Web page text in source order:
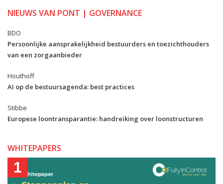
NIEUWS VAN PONT | GOVERNANCE
BDO
Persoonlijke aansprakelijkheid bestuurders en toezichthouders
van een zorgaanbieder
Houthoff
AI op de bestuursagenda: best practices
Stibbe
Europese loontransparantie: handreiking over loonstructuren
WHITEPAPERS
1